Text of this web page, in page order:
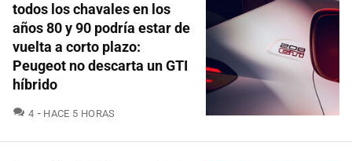
todos los chavales en los
años 80 y 90 podría estar de
vuelta a corto plazo:
Peugeot no descarta un GTI
híbrido
4 COMENTARIOS
HACE 5 HORAS